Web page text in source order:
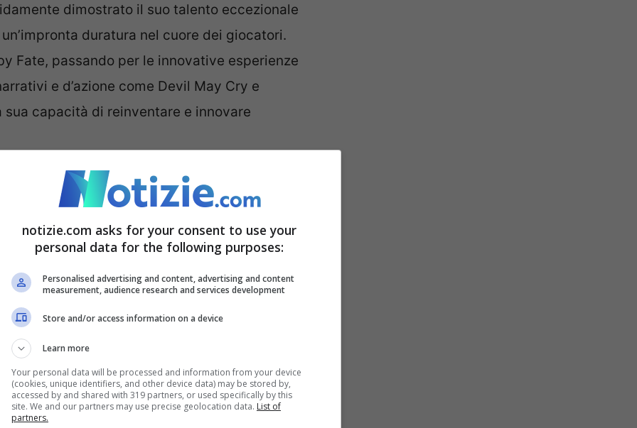
dimostrato il suo talento eccezionale
duratura nel cuore dei giocatori.
Fate, passando per le innovative esperienze
e d’azione come Devil May Cry e
sua capacità di reinventare e innovare
il futuro è comunque pieno
un momento di riflessione sul passato ma
creativo giapponese. Itsuno non si ferma
a lavorare su un nuovo progetto in una
su cosa potrebbe creare liberato dai
divertenti e memorabili” che aspirano
notizie.com asks for your consent to use your
personal data for the following purposes:
Personalised advertising and content, advertising and content
measurement, audience research and services development
Store and/or access information on a device
Learn more
Your personal data will be processed and information from your device
(cookies, unique identifiers, and other device data) may be stored by,
accessed by and shared with 319 partners, or used specifically by this
site. We and our partners may use precise geolocation data. List of
partners.